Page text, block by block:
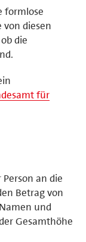
formlose
diesen
die
für
an die
Betrag von
und
Gesamthöhe